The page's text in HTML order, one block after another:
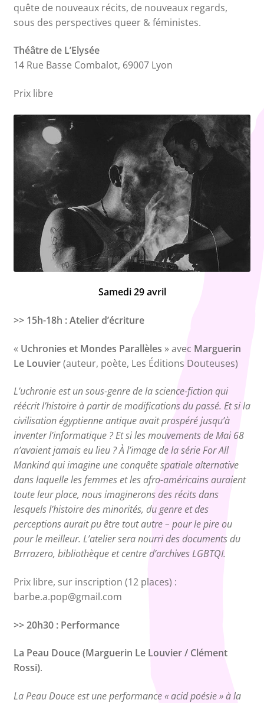
quête de nouveaux récits, de nouveaux regards,
sous des perspectives queer & féministes.
Théâtre de L’Elysée
14 Rue Basse Combalot, 69007 Lyon
Prix libre
Samedi 29 avril
>> 15h-18h : Atelier d’écriture
« Uchronies et Mondes Parallèles » avec Marguerin
Le Louvier(auteur, poète, Les Éditions Douteuses)
L’uchronie est un sous-genre de la science-fiction qui
réécrit l’histoire à partir de modifications du passé. Et si la
civilisation égyptienne antique avait prospéré jusqu’à
inventer l’informatique ? Et si les mouvements de Mai 68
n’avaient jamais eu lieu ? À l’image de la série For All
Mankind qui imagine une conquête spatiale alternative
dans laquelle les femmes et les afro-américains auraient
toute leur place, nous imaginerons des récits dans
lesquels l’histoire des minorités, du genre et des
perceptions aurait pu être tout autre – pour le pire ou
pour le meilleur. L’atelier sera nourri des documents du
Brrrazero, bibliothèque et centre d’archives LGBTQI.
Prix libre, sur inscription (12 places) :
barbe.a.pop@gmail.com
>> 20h30 : Performance
La Peau Douce (Marguerin Le Louvier / Clément
Rossi).
La Peau Douce est une performance « acid poésie » à la